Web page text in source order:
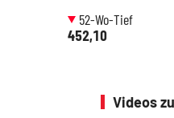
52-Wo-Tief
452,10
Videos